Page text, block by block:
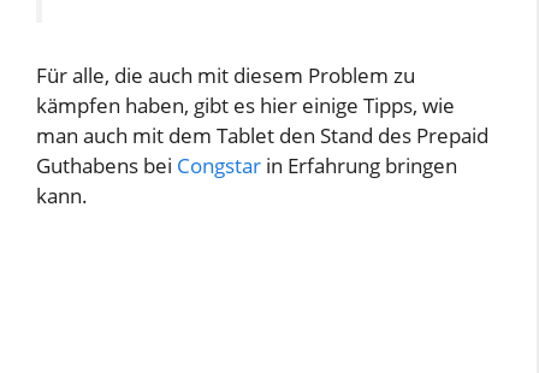
Für alle, die auch mit diesem Problem zu
kämpfen haben, gibt es hier einige Tipps, wie
man auch mit dem Tablet den Stand des Prepaid
Guthabens bei Congstar in Erfahrung bringen
kann.